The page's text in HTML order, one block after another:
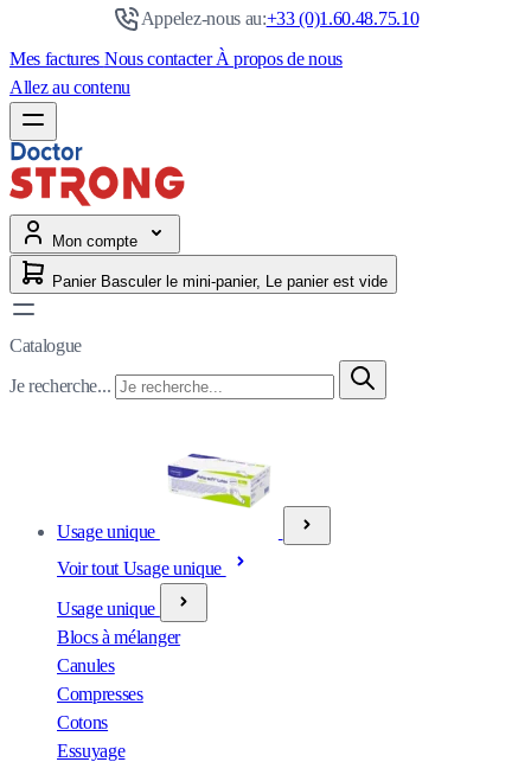
Appelez-nous au:+33 (0)1.60.48.75.10
Mes factures Nous contacterÀ propos de nous
Allez au contenu
Mon compte
Panier Basculer le mini-panier, Le panier est vide
Catalogue
Je recherche...
Usage unique
Voir tout Usage unique
Usage unique
Blocs à mélanger
Canules
Compresses
Cotons
Essuyage